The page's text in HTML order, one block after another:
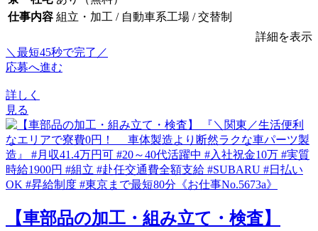
仕事内容 組立・加工 / 自動車系工場 / 交替制
詳細を表示
＼最短45秒で完了／
応募へ進む
詳しく
見る
【車部品の加工・組み立て・検査】